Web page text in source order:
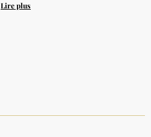
Lire plus